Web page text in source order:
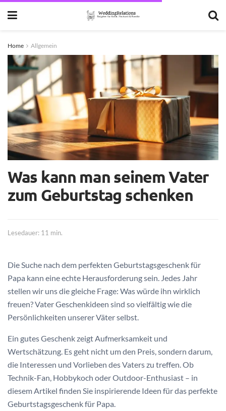
Home Allgemein
Was kann man seinem Vater
zum Geburtstag schenken
Lesedauer: 11 min.
Die Suche nach dem perfekten Geburtstagsgeschenk für
Papa kann eine echte Herausforderung sein. Jedes Jahr
stellen wir uns die gleiche Frage: Was würde ihn wirklich
freuen? Vater Geschenkideen sind so vielfältig wie die
Persönlichkeiten unserer Väter selbst.
Ein gutes Geschenk zeigt Aufmerksamkeit und
Wertschätzung. Es geht nicht um den Preis, sondern darum,
die Interessen und Vorlieben des Vaters zu treffen. Ob
Technik-Fan, Hobbykoch oder Outdoor-Enthusiast – in
diesem Artikel finden Sie inspirierende Ideen für das perfekte
Geburtstagsgeschenk für Papa.